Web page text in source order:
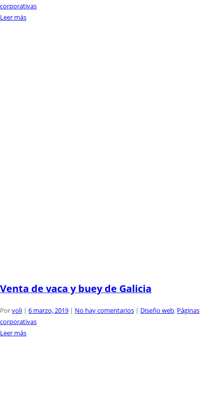
corporativas
Leer más
Venta de vaca y buey de Galicia
Poryoli | 6 marzo, 2019 | No hay comentarios | Diseño web, Páginas
corporativas
Leer más